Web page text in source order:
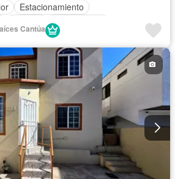
Estacionamiento
Sin amueblar
Cantúa